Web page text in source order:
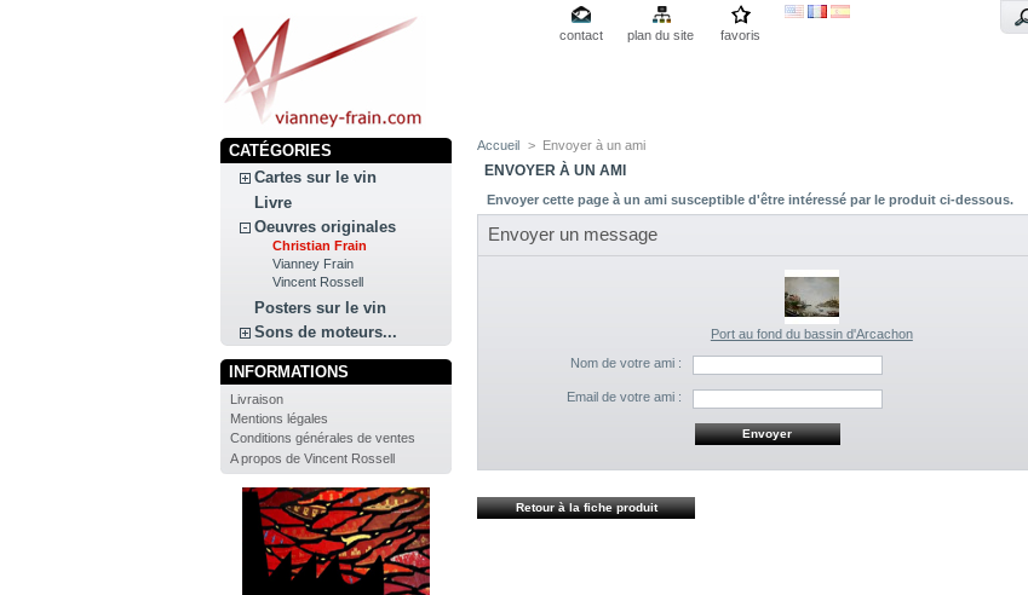
contact plan du site
favoris
CATÉGORIES
Cartes sur le vin
Livre
Oeuvres originales
Christian Frain
Vianney Frain
Vincent Rossell
Posters sur le vin
Sons de moteurs...
INFORMATIONS
Livraison
Mentions légales
Conditions générales de ventes
A propos de Vincent Rossell
Accueil > Envoyer à un ami
ENVOYER À UN AMI
Envoyer cette page à un ami susceptible d'être intéressé par le produit ci-dessous.
Envoyer un message
Port au fond du bassin d'Arcachon
Nom de votre ami :
Email de votre ami :
Retour à la fiche produit